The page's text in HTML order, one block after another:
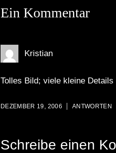
Ein Kommentar
Kristian
Tolles Bild; viele kleine
DEZEMBER 19, 2006 ANTWORTEN
Schreibe einen